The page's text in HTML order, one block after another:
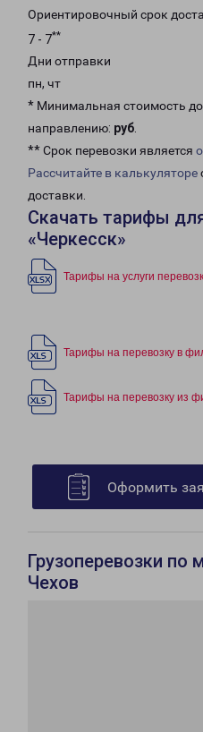
Ориентировочный срок
7 - 7**
Дни отправки
пн, чт
* Минимальная стоимость
направлению: руб.
** Срок перевозки является
Рассчитайте в калькуляторе
доставки.
Скачать тарифы
«Черкесск»
Тарифы на услуги
Тарифы на перевозку в
Тарифы на перевозку из
Оформить
Грузоперевозки по
Чехов